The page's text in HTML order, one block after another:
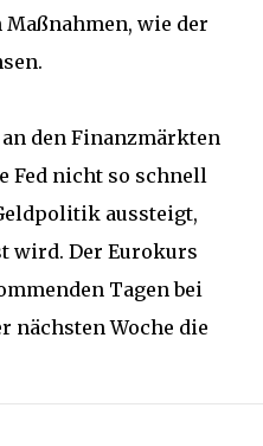
wie der
den Finanzmärkten
Fed nicht so schnell
aussteigt,
wird. Der Eurokurs
Tagen bei
nächsten Woche die